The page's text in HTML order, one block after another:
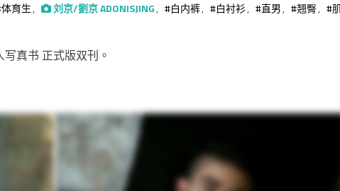
育生, 刘京/劉京 ADONISJING, #白内裤, #白衬衫, #直男, #翘臀, #
真书 正式版双刊。